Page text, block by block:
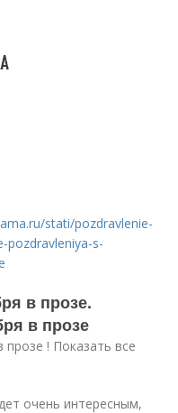
stati/pozdravlenie-
pozdravleniya-s-
в прозе.
в прозе
! Показать все
очень интересным,